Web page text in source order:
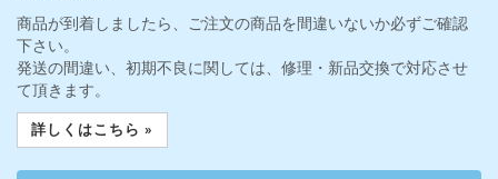
商品が到着しましたら、ご注文の商品を間違いないか必ずご確認
下さい。
発送の間違い、初期不良に関しては、修理・新品交換で対応させ
て頂きます。
詳しくはこちら »